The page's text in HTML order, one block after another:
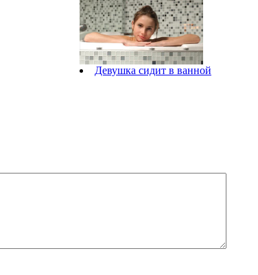
Девушка сидит в ванной